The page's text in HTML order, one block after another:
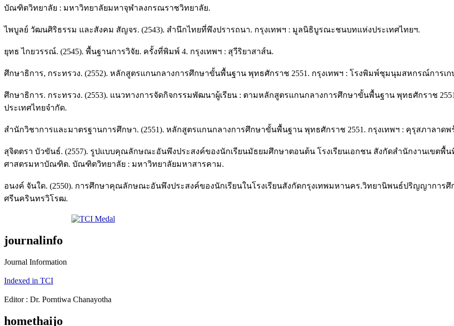
บัณฑิตวิทยาลัย : มหาวิทยาลัยมหาจุฬาลงกรณราชวิทยาลัย.
ไพบูลย์ วัฒนศิริธรรม และสังคม สัญจร. (2543). สำนึกไทยที่พึงปรารถนา. กรุงเทพฯ : มูลนิธิบูรณะชนบทแห่งประเทศไทยฯ.
ยุทธ ไกยวรรณ์. (2545). พื้นฐานการวิจัย. ครั้งที่พิมพ์ 4. กรุงเทพฯ : สุวีริยาสาส์น.
ศึกษาธิการ, กระทรวง. (2552). หลักสูตรแกนกลางการศึกษาขั้นพื้นฐาน พุทธศักราช 2551. กรุงเทพฯ : โรงพิมพ์ชุมนุมสหกรณ์การเก
ศึกษาธิการ. กระทรวง. (2553). แนวทางการจัดกิจกรรมพัฒนาผู้เรียน : ตามหลักสูตรแกนกลางการศึกษาขั้นพื้นฐาน พุทธศักราช
ประเทศไทยจำกัด.
สำนักวิชาการและมาตรฐานการศึกษา. (2551). หลักสูตรแกนกลางการศึกษาขั้นพื้นฐาน พุทธศักราช 2551. กรุงเทพฯ : คุรุสภาลาดพ
สุจิตตรา บัวขันธ์. (2557). รูปแบบคุณลักษณะอันพึงประสงค์ของนักเรียนมัธยมศึกษาตอนต้น โรงเรียนเอกชน สังกัดสำนักงานเขต
ศาสตรมหาบัณฑิต. บัณฑิตวิทยาลัย : มหาวิทยาลัยมหาสารคาม.
อนงค์ จันใด. (2550). การศึกษาคุณลักษณะอันพึงประสงค์ของนักเรียนในโรงเรียนสังกัดกรุงเทพมหานคร.วิทยานิพนธ์ปริญญากา
ศรีนครินทรวิโรฒ.
journalinfo
Journal Information
Indexed in TCI
Editor : Dr. Porntiwa Chanayotha
homethaijo